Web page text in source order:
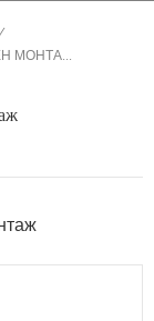
ENERACK TUV СЕРТИФИКАТ ЗА СОЛАРЕН МОНТАЖ